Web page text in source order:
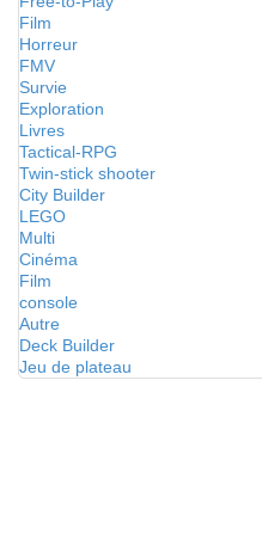
Film
Horreur
FMV
Survie
Exploration
Livres
Tactical-RPG
Twin-stick shooter
City Builder
LEGO
Multi
Cinéma
Film
console
Autre
Deck Builder
Jeu de plateau